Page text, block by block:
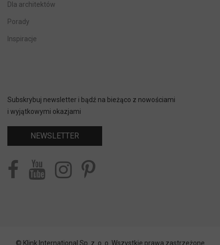
Dla architektów
Porady
Inspiracje
Subskrybuj newsletter i bądź na bieżąco z nowościami
i wyjątkowymi okazjami
NEWSLETTER
© Klink International Sp. z. o. o. Wszystkie prawa zastrzeżone